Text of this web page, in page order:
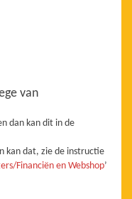
van
dan kan dit in de
kan dat, zie de instructie
Financiën en Webshop’